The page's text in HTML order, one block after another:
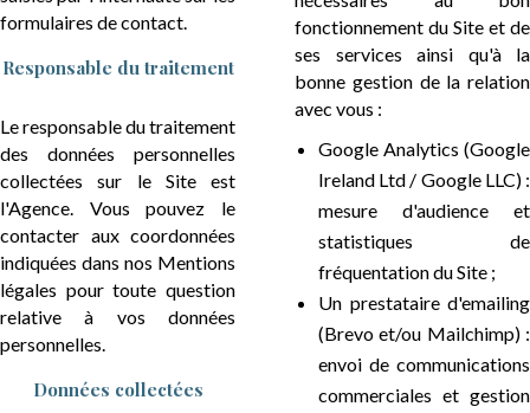
formulaires de contact.
Responsable du traitement
Le responsable du traitement
des données personnelles
collectées sur le Site est
l'Agence. Vous pouvez le
contacter aux coordonnées
indiquées dans nos Mentions
légales pour toute question
relative à vos données
personnelles.
Données collectées
fonctionnement du Site et de
ses services ainsi qu'à la
bonne gestion de la relation
avec vous :
Google Analytics (Google
Ireland Ltd / Google LLC) :
mesure d'audience et
statistiques de
fréquentation du Site ;
Un prestataire d'emailing
(Brevo et/ou Mailchimp) :
envoi de communications
commerciales et gestion